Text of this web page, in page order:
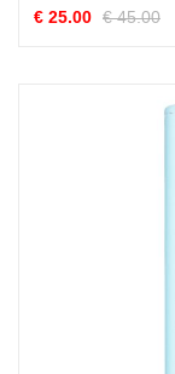
€ 25.00 € 45.00